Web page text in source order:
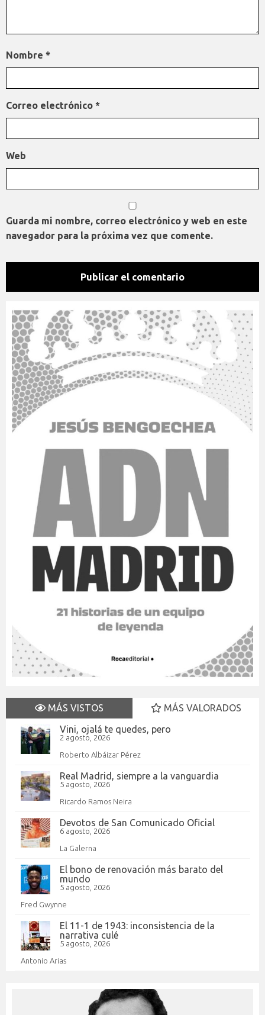
Nombre *
Correo electrónico *
Web
Guarda mi nombre, correo electrónico y web en este
navegador para la próxima vez que comente.
MÁS VISTOS
MÁS VALORADOS
Vini, ojalá te quedes, pero
2 agosto, 2026
Roberto Albáizar Pérez
Real Madrid, siempre a la vanguardia
5 agosto, 2026
Ricardo Ramos Neira
Devotos de San Comunicado Oficial
6 agosto, 2026
La Galerna
El bono de renovación más barato del
mundo
5 agosto, 2026
Fred Gwynne
El 11-1 de 1943: inconsistencia de la
narrativa culé
5 agosto, 2026
Antonio Arias